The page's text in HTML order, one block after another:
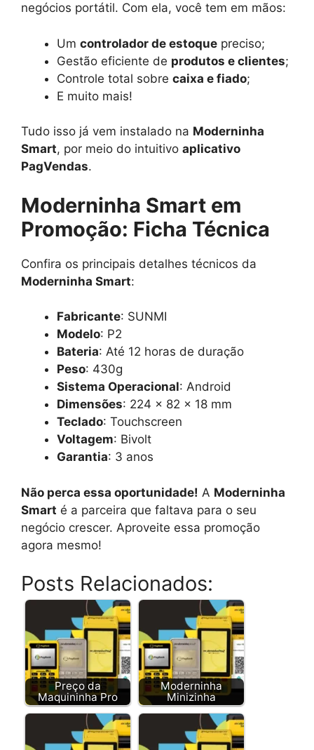
negócios portátil. Com ela, você tem em mãos:
Um controlador de estoque preciso;
Gestão eficiente de produtos e clientes;
Controle total sobre caixa e fiado;
E muito mais!
Tudo isso já vem instalado na Moderninha
Smart, por meio do intuitivo aplicativo
PagVendas.
Moderninha Smart em
Promoção: Ficha Técnica
Confira os principais detalhes técnicos da
Moderninha Smart:
Fabricante: SUNMI
Modelo: P2
Bateria: Até 12 horas de duração
Peso: 430g
Sistema Operacional: Android
Dimensões: 224 × 82 × 18 mm
Teclado: Touchscreen
Voltagem: Bivolt
Garantia: 3 anos
Não perca essa oportunidade! A Moderninha
Smart é a parceira que faltava para o seu
negócio crescer. Aproveite essa promoção
agora mesmo!
Posts Relacionados:
Preço da
Maquininha Pro
Moderninha
Minizinha